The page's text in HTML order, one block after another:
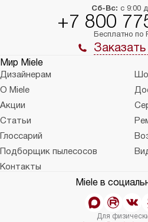
Сб-Вс: с 9:00
+7 800
Бесплатно по
Мир Miele
Дизайнерам
О Miele
Акции
Статьи
Глоссарий
Подборщик пылесосов
Контакты
Miele в
Для